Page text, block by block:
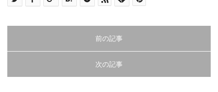
前の記事
次の記事